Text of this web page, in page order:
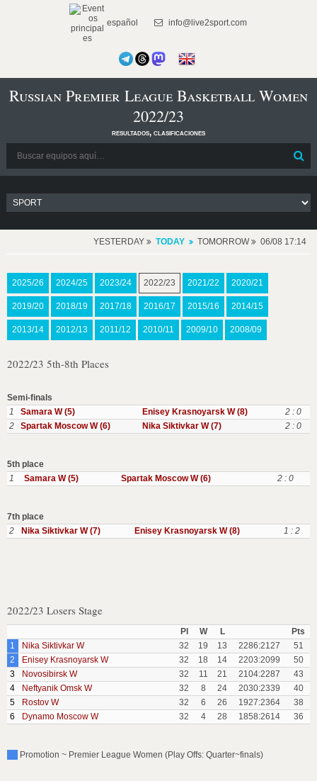
español info@live2sport.com
Russian Premier League Basketball Women
2022/23
resultados, clasificaciones
YESTERDAY TODAY TOMORROW 06/08 17:14
2025/26 2024/25 2023/24 2022/23 2021/22 2020/21
2019/20 2018/19 2017/18 2016/17 2015/16 2014/15
2013/14 2012/13 2011/12 2010/11 2009/10 2008/09
2022/23 5th-8th Places
Semi-finals
1
Samara W (5) Enisey Krasnoyarsk W (8)
2 : 0
2
Spartak Moscow W (6) Nika Siktivkar W (7) 2 : 0
5th place
1
Samara W (5) Spartak Moscow W (6) 2 : 0
7th place
2
Nika Siktivkar W (7) Enisey Krasnoyarsk W (8) 1 : 2
2022/23 Losers Stage
Pl W L
Pts
1
Nika Siktivkar W 32 19 13 2286:2127
51
2
Enisey Krasnoyarsk W 32 18 14 2203:2099
50
3
Novosibirsk W 32 11 21 2104:2287
43
4
Neftyanik Omsk W 32 8 24 2030:2339
40
5
Rostov W 32 6 26 1927:2364
38
6
Dynamo Moscow W 32 4 28 1858:2614 36
Promotion ~ Premier League Women (Play Offs: Quarter~finals)